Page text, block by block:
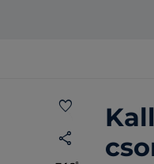
favorite
share